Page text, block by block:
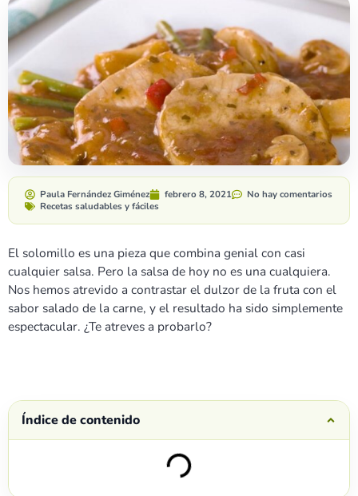
Paula Fernández Giménez febrero 8, 2021
No hay comentarios
Recetas saludables y fáciles
El solomillo es una pieza que combina genial con casi
cualquier salsa. Pero la salsa de hoy no es una cualquiera.
Nos hemos atrevido a contrastar el dulzor de la fruta con el
sabor salado de la carne, y el resultado ha sido simplemente
espectacular. ¿Te atreves a probarlo?
Índice de contenido